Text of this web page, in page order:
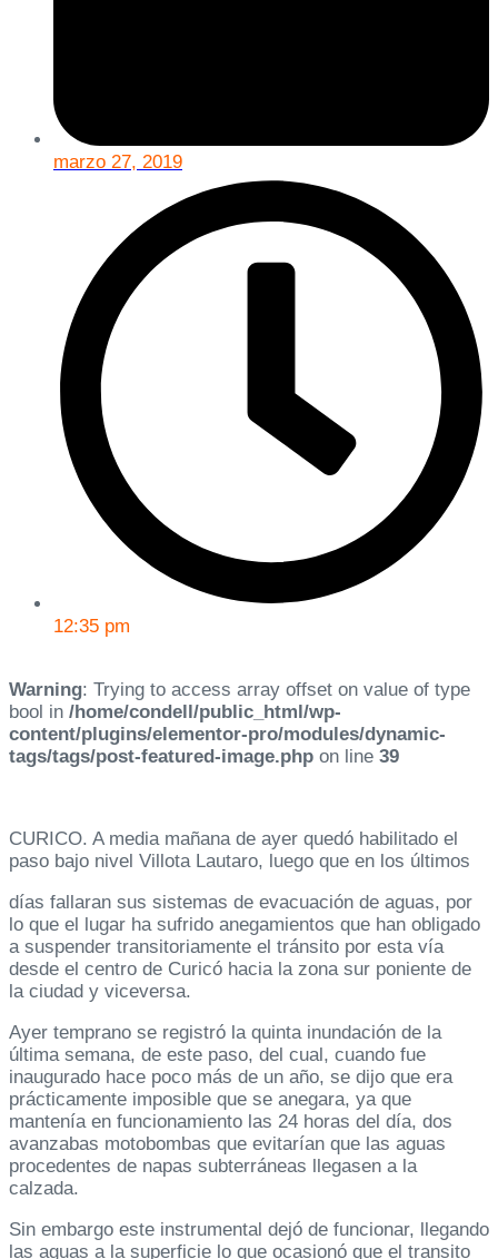
marzo 27, 2019
12:35 pm
Warning: Trying to access array offset on value of type
bool in /home/condell/public_html/wp-
content/plugins/elementor-pro/modules/dynamic-
tags/tags/post-featured-image.php on line 39
CURICO. A media mañana de ayer quedó habilitado el
paso bajo nivel Villota Lautaro, luego que en los últimos
días fallaran sus sistemas de evacuación de aguas, por
lo que el lugar ha sufrido anegamientos que han obligado
a suspender transitoriamente el tránsito por esta vía
desde el centro de Curicó hacia la zona sur poniente de
la ciudad y viceversa.
Ayer temprano se registró la quinta inundación de la
última semana, de este paso, del cual, cuando fue
inaugurado hace poco más de un año, se dijo que era
prácticamente imposible que se anegara, ya que
mantenía en funcionamiento las 24 horas del día, dos
avanzabas motobombas que evitarían que las aguas
procedentes de napas subterráneas llegasen a la
calzada.
Sin embargo este instrumental dejó de funcionar, llegando
las aguas a la superficie lo que ocasionó que el transito